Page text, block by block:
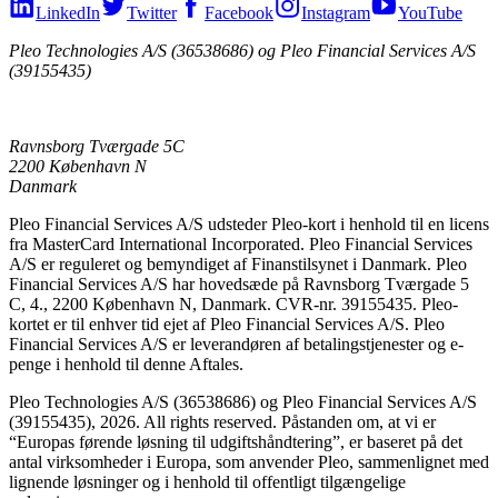
LinkedIn
Twitter Facebook Instagram
YouTube
Pleo Technologies A/S (36538686) og Pleo Financial Services A/S
(39155435)
Ravnsborg Tværgade 5C
2200 København N
Danmark
Pleo Financial Services A/S udsteder Pleo-kort i henhold til en licens
fra MasterCard International Incorporated. Pleo Financial Services
A/S er reguleret og bemyndiget af Finanstilsynet i Danmark. Pleo
Financial Services A/S har hovedsæde på Ravnsborg Tværgade 5
C, 4., 2200 København N, Danmark. CVR-nr. 39155435. Pleo-
kortet er til enhver tid ejet af Pleo Financial Services A/S. Pleo
Financial Services A/S er leverandøren af betalingstjenester og e-
penge i henhold til denne Aftales.
Pleo Technologies A/S (36538686) og Pleo Financial Services A/S
(39155435), 2026. All rights reserved. Påstanden om, at vi er
“Europas førende løsning til udgiftshåndtering”, er baseret på det
antal virksomheder i Europa, som anvender Pleo, sammenlignet med
lignende løsninger og i henhold til offentligt tilgængelige